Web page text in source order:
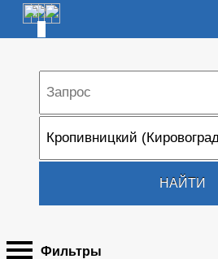
НАЙТИ
Фильтры